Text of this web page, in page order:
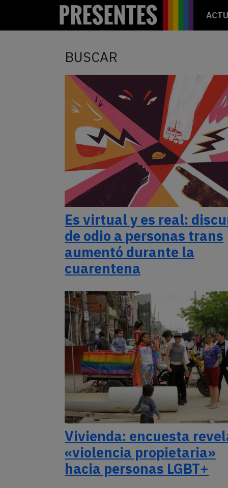
BUSCAR
Es virtual y es real:
de odio a personas trans
aumentó durante la
cuarentena
Vivienda: encuesta
«violencia propietaria»
hacia personas LGBT+